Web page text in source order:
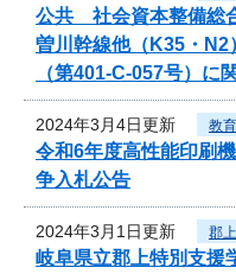
公共 社会資本整備総
曽川幹線他（K35・N2
（第401-C-057号）に
2024年3月4日更新 教
令和6年度高性能印刷
争入札公告
2024年3月1日更新 郡
岐阜県立郡上特別支援